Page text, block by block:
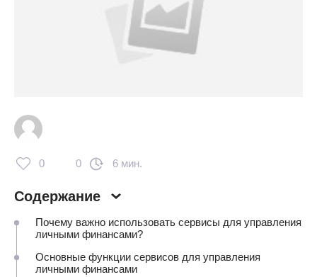
0 0 6 мин.
Содержание
Почему важно использовать сервисы для управления
личными финансами?
Основные функции сервисов для управления
личными финансами